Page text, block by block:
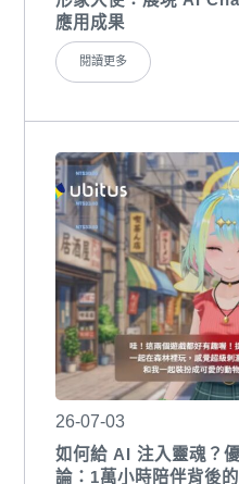
應用成果
閱讀更多
26-07-03
如何給 AI 注入靈魂？
論：1萬小時陪伴背後